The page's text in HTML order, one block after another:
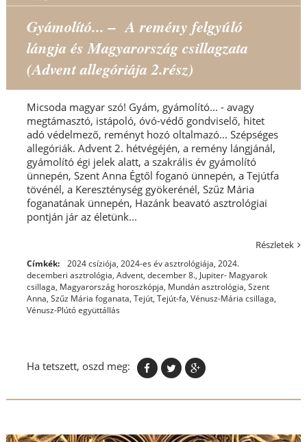
Gyámolító... – A remény felgyúló
lángja és Magyarország csillagzata
(Advent allegóriája 2.rész)
Micsoda magyar szó! Gyám, gyámolító... - avagy
megtámasztó, istápoló, óvó-védő gondviselő, hitet
adó védelmező, reményt hozó oltalmazó... Szépséges
allegóriák. Advent 2. hétvégéjén, a remény lángjánál,
gyámolító égi jelek alatt, a szakrális év gyámolító
ünnepén, Szent Anna Égtől foganó ünnepén, a Tejútfa
tövénél, a Kereszténység gyökerénél, Szűz Mária
foganatának ünnepén, Hazánk beavató asztrológiai
pontján jár az életünk...
Részletek
Címkék: 2024 csíziója, 2024-es év asztrológiája, 2024.
decemberi asztrológia, Advent, december 8., Jupiter- Magyarok
csillaga, Magyarország horoszkópja, Mundán asztrológia, Szent
Anna, Szűz Mária foganata, Tejút, Tejút-fa, Vénusz-Mária csillaga,
Vénusz-Plútó együttállás
Ha tetszett, oszd meg: